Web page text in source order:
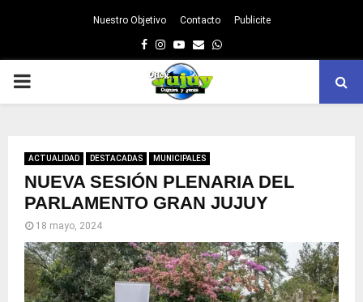
Nuestro Objetivo Contacto Publicite
Facebook
Instagram
Youtube
EmailWhatsapp
PRIMARY
ACTUALIDAD DESTACADAS MUNICIPALES
NUEVA SESIÓN PLENARIA DEL
PARLAMENTO GRAN JUJUY
18 mayo, 2024